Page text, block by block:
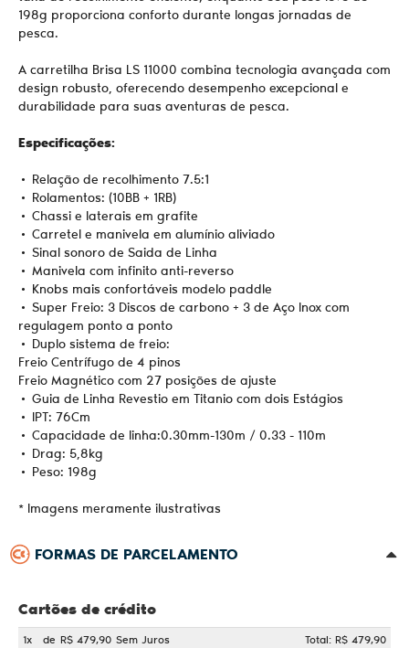
198g proporciona conforto durante longas jornadas de
pesca.
A carretilha Brisa LS 11000 combina tecnologia avançada com
design robusto, oferecendo desempenho excepcional e
durabilidade para suas aventuras de pesca.
Especificações:
• Relação de recolhimento 7.5:1
• Rolamentos: (10BB + 1RB)
• Chassi e laterais em grafite
• Carretel e manivela em alumínio aliviado
• Sinal sonoro de Saida de Linha
• Manivela com infinito anti-reverso
• Knobs mais confortáveis modelo paddle
• Super Freio: 3 Discos de carbono + 3 de Aço Inox com
regulagem ponto a ponto
• Duplo sistema de freio:
Freio Centrífugo de 4 pinos
Freio Magnético com 27 posições de ajuste
• Guia de Linha Revestio em Titanio com dois Estágios
• IPT: 76Cm
• Capacidade de linha:0.30mm-130m / 0.33 - 110m
• Drag: 5,8kg
• Peso: 198g
* Imagens meramente ilustrativas
FORMAS DE PARCELAMENTO
Cartões de crédito
1x de R$ 479,90 Sem Juros
Total: R$ 479,90